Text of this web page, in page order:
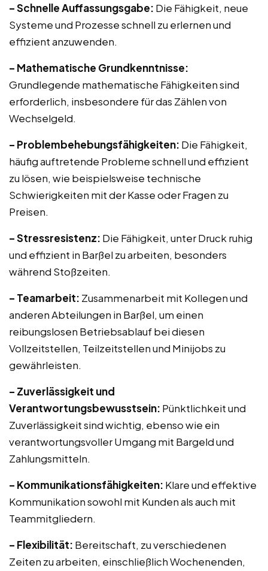
– Schnelle Auffassungsgabe: Die Fähigkeit, neue
Systeme und Prozesse schnell zu erlernen und
effizient anzuwenden.
– Mathematische Grundkenntnisse:
Grundlegende mathematische Fähigkeiten sind
erforderlich, insbesondere für das Zählen von
Wechselgeld.
– Problembehebungsfähigkeiten: Die Fähigkeit,
häufig auftretende Probleme schnell und effizient
zu lösen, wie beispielsweise technische
Schwierigkeiten mit der Kasse oder Fragen zu
Preisen.
– Stressresistenz: Die Fähigkeit, unter Druck ruhig
und effizient in Barßel zu arbeiten, besonders
während Stoßzeiten.
– Teamarbeit: Zusammenarbeit mit Kollegen und
anderen Abteilungen in Barßel, um einen
reibungslosen Betriebsablauf bei diesen
Vollzeitstellen, Teilzeitstellen und Minijobs zu
gewährleisten.
– Zuverlässigkeit und
Verantwortungsbewusstsein: Pünktlichkeit und
Zuverlässigkeit sind wichtig, ebenso wie ein
verantwortungsvoller Umgang mit Bargeld und
Zahlungsmitteln.
– Kommunikationsfähigkeiten: Klare und effektive
Kommunikation sowohl mit Kunden als auch mit
Teammitgliedern.
– Flexibilität: Bereitschaft, zu verschiedenen
Zeiten zu arbeiten, einschließlich Wochenenden,